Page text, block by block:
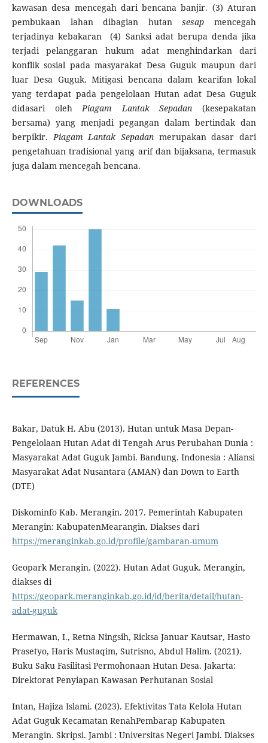
kawasan desa mencegah dari bencana banjir. (3) Aturan
pembukaan lahan dibagian hutansesap mencegah
terjadinya kebakaran (4) Sanksi adat berupa denda jika
terjadi pelanggaran hukum adat menghindarkan dari
konflik sosial pada masyarakat Desa Guguk maupun dari
luar Desa Guguk. Mitigasi bencana dalam kearifan lokal
yang terdapat pada pengelolaan Hutan adat Desa Guguk
didasari olehPiagam Lantak Sepadan(kesepakatan
bersama) yang menjadi pegangan dalam bertindak dan
berpikir.Piagam Lantak Sepadan merupakan dasar dari
pengetahuan tradisional yang arif dan bijaksana, termasuk
juga dalam mencegah bencana.
DOWNLOADS
REFERENCES
Bakar, Datuk H. Abu (2013). Hutan untuk Masa Depan-
Pengelolaan Hutan Adat di Tengah Arus Perubahan Dunia :
Masyarakat Adat Guguk Jambi. Bandung. Indonesia : Aliansi
Masyarakat Adat Nusantara (AMAN) dan Down to Earth
(DTE)
Diskominfo Kab. Merangin. 2017. Pemerintah Kabupaten
Merangin: KabupatenMearangin. Diakses dari
https://meranginkab.go.id/profile/gambaran-umum
Geopark Merangin. (2022). Hutan Adat Guguk. Merangin,
diakses di
https://geopark.meranginkab.go.id/id/berita/detail/hutan-
adat-guguk
Hermawan, I., Retna Ningsih, Ricksa Januar Kautsar, Hasto
Prasetyo, Haris Mustaqim, Sutrisno, Abdul Halim. (2021).
Buku Saku Fasilitasi Permohonaan Hutan Desa. Jakarta:
Direktorat Penyiapan Kawasan Perhutanan Sosial
Intan, Hajiza Islami. (2023). Efektivitas Tata Kelola Hutan
Adat Guguk Kecamatan RenahPembarap Kabupaten
Merangin. Skripsi. Jambi : Universitas Negeri Jambi. Diakses